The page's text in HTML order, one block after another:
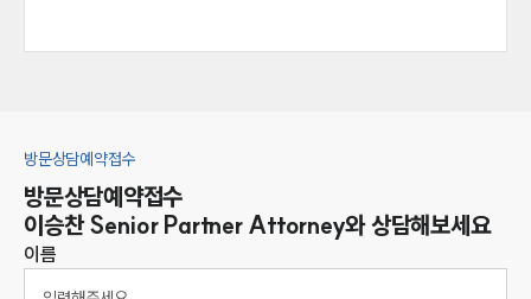
방문상담예약접수
방문상담예약접수
이승찬 Senior Partner Attorney와 상담해보세요
이름